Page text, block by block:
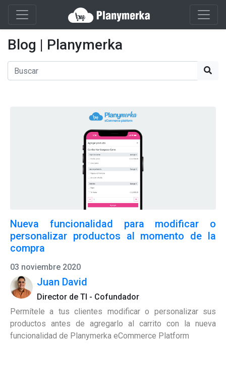
Blog | Planymerka
Nueva funcionalidad para modificar o
personalizar productos al momento de la
compra
03 noviembre 2020
Juan David
Director de TI - Cofundador
Permítele a tus clientes modificar o personalizar sus
productos antes de agregarlo al carrito con la nueva
funcionalidad de Planymerka eCommerce Platform